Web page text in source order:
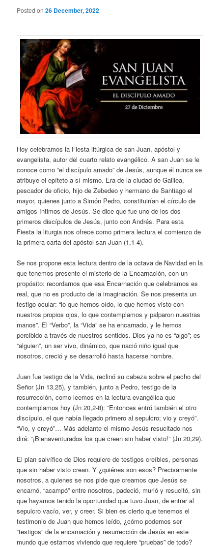
Posted on26 December, 2022
Hoy celebramos la Fiesta litúrgica de san Juan, apóstol y
evangelista, autor del cuarto relato evangélico. A san Juan se le
conoce como “el discípulo amado” de Jesús, aunque él nunca se
atribuye el epíteto a sí mismo. Era de la ciudad de Galilea,
pescador de oficio, hijo de Zebedeo y hermano de Santiago el
mayor, quienes junto a Simón Pedro, constituirían el círculo de
amigos íntimos de Jesús. Se dice que fue uno de los dos
primeros discípulos de Jesús, junto con Andrés. Para esta
Fiesta la liturgia nos ofrece como primera lectura el comienzo de
la primera carta del apóstol san Juan (1,1-4).
Se nos propone esta lectura dentro de la octava de Navidad en la
que tenemos presente el misterio de la Encarnación, con un
propósito: recordarnos que esa Encarnación que celebramos es
real, que no es producto de la imaginación. Se nos presenta un
testigo ocular: “lo que hemos oído, lo que hemos visto con
nuestros propios ojos, lo que contemplamos y palparon nuestras
manos”. El “Verbo”, la “Vida” se ha encarnado, y le hemos
percibido a través de nuestros sentidos. Dios ya no es “algo”; es
“alguien”, un ser vivo, dinámico, que nació niño igual que
nosotros, creció y se desarrolló hasta hacerse hombre.
Juan fue testigo de la Vida, reclinó su cabeza sobre el pecho del
Señor (Jn 13,25), y también, junto a Pedro, testigo de la
resurrección, como leemos en la lectura evangélica que
contemplamos hoy (Jn 20,2-8): “Entonces entró también el otro
discípulo, el que había llegado primero al sepulcro; vio y creyó”.
“Vio, y creyó”… Más adelante el mismo Jesús resucitado nos
dirá: “¡Bienaventurados los que creen sin haber visto!” (Jn 20,29).
El plan salvífico de Dios requiere de testigos creíbles, personas
que sin haber visto crean. Y ¿quiénes son esos? Precisamente
nosotros, a quienes se nos pide que creamos que Jesús se
encarnó, “acampó” entre nosotros, padeció, murió y resucitó, sin
que hayamos tenido la oportunidad que tuvo Juan, de entrar al
sepulcro vacío, ver, y creer. Si bien es cierto que tenemos el
testimonio de Juan que hemos leído, ¿cómo podemos ser
“testigos” de la encarnación y resurrección de Jesús en este
mundo que estamos viviendo que requiere “pruebas” de todo?